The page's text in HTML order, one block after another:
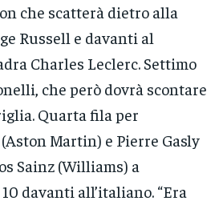
che scatterà dietro alla
Russell e davanti al
Charles Leclerc. Settimo
che però dovrà scontare
Quarta fila per
Martin) e Pierre Gasly
Sainz (Williams) a
davanti all’italiano. “Era